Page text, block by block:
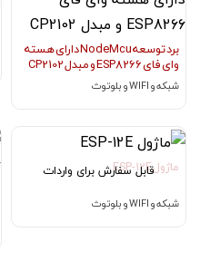
برد توسعه NodeMcu دارای هسته
وای فای ESP8266 و مبدل CP2102
شبکه و WIFI و بلوتوث
قابل سفارش برای وارداتماژول ESP-12E
شبکه و WIFI و بلوتوث